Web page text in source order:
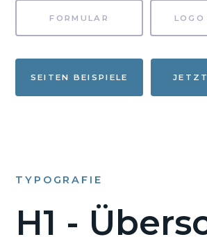
FORMULAR LOGO
SEITEN BEISPIELE
TYPOGRAFIE
H1 -